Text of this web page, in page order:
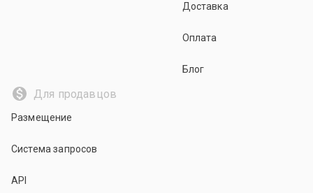
Доставка
Оплата
Блог
Для продавцов
Размещение
Система запросов
API